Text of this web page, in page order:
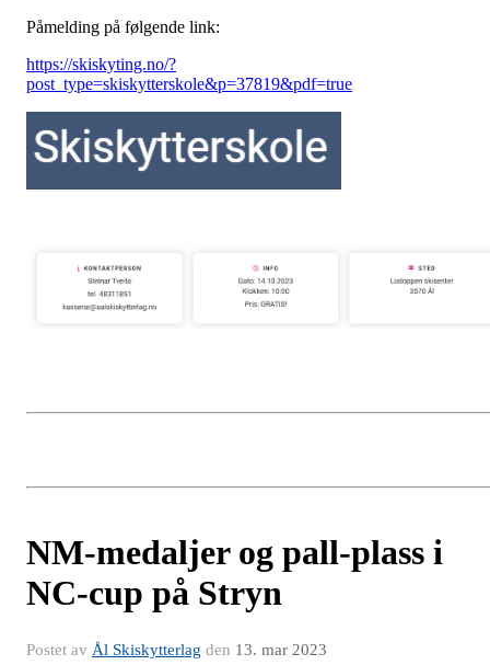
Påmelding på følgende link:
https://skiskyting.no/?
post_type=skiskytterskole&p=37819&pdf=true
NM-medaljer og pall-plass i
NC-cup på Stryn
Postet av Ål Skiskytterlag den 13. mar 2023